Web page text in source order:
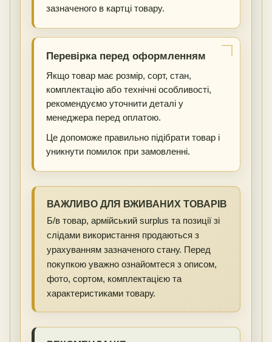
зазначеного в картці товару.
Перевірка перед оформленням
Якщо товар має розмір, сорт, стан,
комплектацію або технічні особливості,
рекомендуємо уточнити деталі у
менеджера перед оплатою.
Це допоможе правильно підібрати товар і
уникнути помилок при замовленні.
ВАЖЛИВО ДЛЯ ВЖИВАНИХ ТОВАРІВ
Б/в товар, армійський surplus та позиції зі
слідами використання продаються з
урахуванням зазначеного стану. Перед
покупкою уважно ознайомтеся з описом,
фото, сортом, комплектацією та
характеристиками товару.